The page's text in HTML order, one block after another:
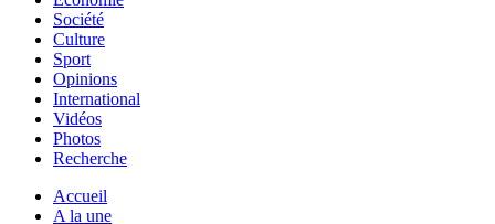
Société
Culture
Sport
Opinions
International
Vidéos
Photos
Recherche
Accueil
A la une